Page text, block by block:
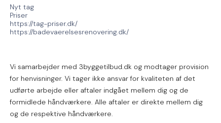
Nyt tag
Priser
https://tag-priser.dk/
https://badevaerelsesrenovering.dk/
Vi samarbejder med 3byggetilbud.dk og modtager provision
for henvisninger. Vi tager ikke ansvar for kvaliteten af det
udførte arbejde eller aftaler indgået mellem dig og de
formidlede håndværkere. Alle aftaler er direkte mellem dig
og de respektive håndværkere.